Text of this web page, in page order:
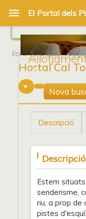
Ets a Portada/
Hostal Cal
0
Nova
Descripció
Estem
senderisme,
riu, a prop de
pistes d'esquí.